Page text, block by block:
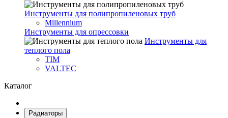
Инструменты для полипропиленовых труб
Millennium
Инструменты для опрессовки
Инструменты для
теплого пола
TIM
VALTEC
Каталог
Радиаторы